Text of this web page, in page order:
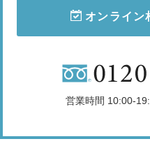
オンライン
営業時間 10:00-